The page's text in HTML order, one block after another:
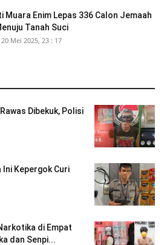
Muara Enim Lepas 336 Calon Jemaah
Tanah Suci
20 Mei 2025, 23 : 17
Dibekuk, Polisi
Ini Kepergok Curi
di Empat
dan Senpi...